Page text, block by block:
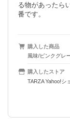
る物があったら
番です。
購入した商品
風味/ピンクグレ
購入したストア
TARZA Yahoo!シ